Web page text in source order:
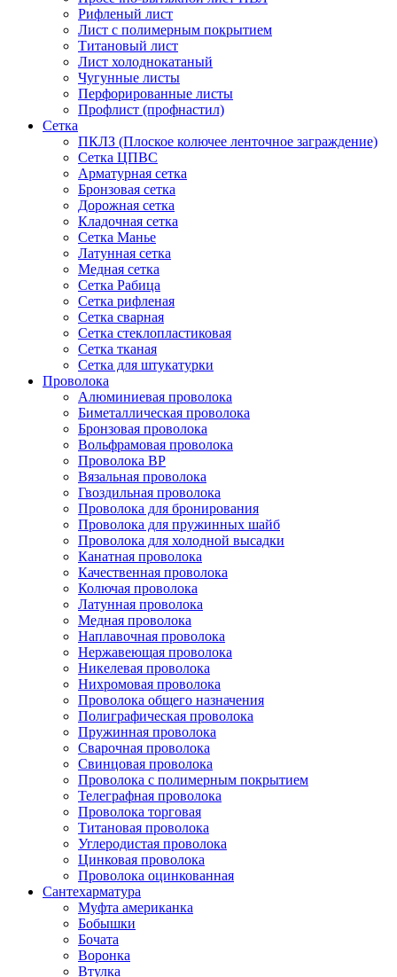
Рифленый лист
Лист с полимерным покрытием
Титановый лист
Лист холоднокатаный
Чугунные листы
Перфорированные листы
Профлист (профнастил)
Сетка
ПКЛЗ (Плоское колючее ленточное заграждение)
Сетка ЦПВС
Арматурная сетка
Бронзовая сетка
Дорожная сетка
Кладочная сетка
Сетка Манье
Латунная сетка
Медная сетка
Сетка Рабица
Сетка рифленая
Сетка сварная
Сетка стеклопластиковая
Сетка тканая
Сетка для штукатурки
Проволока
Алюминиевая проволока
Биметаллическая проволока
Бронзовая проволока
Вольфрамовая проволока
Проволока ВР
Вязальная проволока
Гвоздильная проволока
Проволока для бронирования
Проволока для пружинных шайб
Проволока для холодной высадки
Канатная проволока
Качественная проволока
Колючая проволока
Латунная проволока
Медная проволока
Наплавочная проволока
Нержавеющая проволока
Никелевая проволока
Нихромовая проволока
Проволока общего назначения
Полиграфическая проволока
Пружинная проволока
Сварочная проволока
Свинцовая проволока
Проволока с полимерным покрытием
Телеграфная проволока
Проволока торговая
Титановая проволока
Углеродистая проволока
Цинковая проволока
Проволока оцинкованная
Сантехарматура
Муфта американка
Бобышки
Бочата
Воронка
Втулка